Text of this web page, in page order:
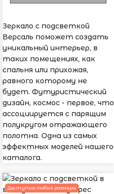
Зеркало с подсветкой
Версаль поможет создать
уникальный интерьер, в
таких помещениях, как
спальня или прихожая,
равного которому не
будет. Футуристический
дизайн, космос - первое, что
ассоциируется с парящим
полукругом отражающего
полотна. Одна из самых
эффектных моделей нашего
каталога.
Доступны любые размеры